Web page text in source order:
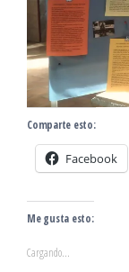
Comparte esto:
Facebook
Me gusta esto:
Cargando...